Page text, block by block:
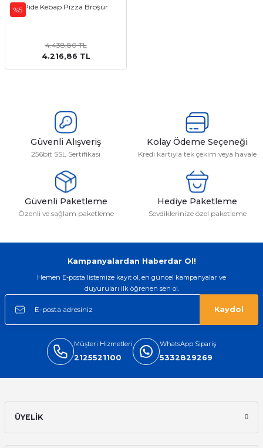
%5 Pide Kebap Pizza Broşür
4.438,80 TL
4.216,86 TL
Güvenli Alışveriş
256bit SSL Sertifikası
Kolay Ödeme Seçeneği
Kredi kartıyla tek çekim veya havale
Güvenli Paketleme
Özenli ve sağlam paketleme
Hediye Paketleme
Sevdiklerinize özel paketleme
Kampanyalardan Haberdar Ol!
Hemen E-posta listemize kayıt ol, en güncel kampanyalar ve
duyuruları ilk öğrenen sen ol.
Kaydol
Müşteri Hizmetleri
2125521100
WhatsApp Sipariş
5332829269
ÜYELİK